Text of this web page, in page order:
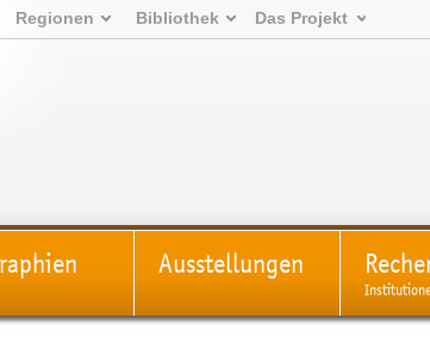
Regionen Bibliothek Das Projekt
Ausstellungen